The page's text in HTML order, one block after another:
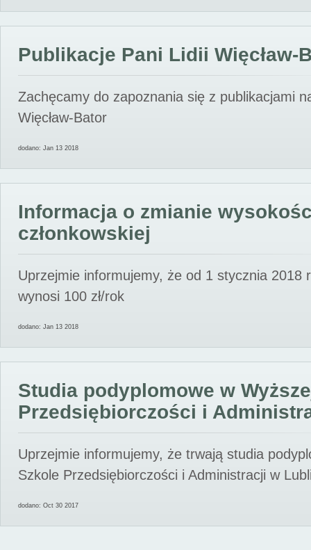
Publikacje Pani Lidii Więcław-
Zachęcamy do zapoznania się z publikacjami
Więcław-Bator
dodano: Jan 13 2018
Informacja o zmianie
członkowskiej
Uprzejmie informujemy, że od 1 stycznia 2018
wynosi 100 zł/rok
dodano: Jan 13 2018
Studia podyplomowe w
Przedsiębiorczości i
Uprzejmie informujemy, że trwają studia
Szkole Przedsiębiorczości i Administracji w
dodano: Oct 30 2017